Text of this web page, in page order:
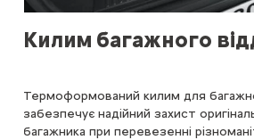
Килим багажного
Термоформований килим для
забезпечує надійний захист
багажника при перевезенні